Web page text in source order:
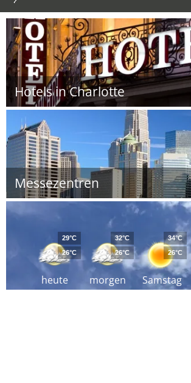
Hotels in Charlotte
Messezentren
heute
29°C
26°C
morgen
32°C
26°C
Samstag
34°C
26°C